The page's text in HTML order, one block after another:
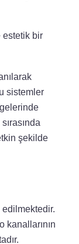
estetik bir
sistemler
şekilde